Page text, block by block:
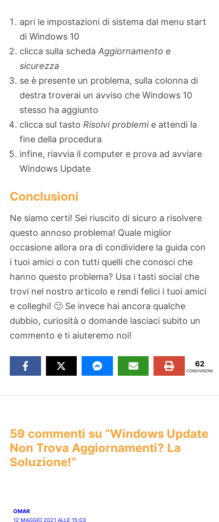
apri le impostazioni di sistema dal menu start
di Windows 10
clicca sulla scheda Aggiornamento e
sicurezza
se è presente un problema, sulla colonna di
destra troverai un avviso che Windows 10
stesso ha aggiunto
clicca sul tasto Risolvi problemie attendi la
fine della procedura
infine, riavvia il computer e prova ad avviare
Windows Update
Conclusioni
Ne siamo certi! Sei riuscito di sicuro a risolvere
questo annoso problema! Quale miglior
occasione allora ora di condividere la guida con
i tuoi amici o con tutti quelli che conosci che
hanno questo problema? Usa i tasti social che
trovi nel nostro articolo e rendi felici i tuoi amici
e colleghi! 🙂 Se invece hai ancora qualche
dubbio, curiosità o domande lasciaci subito un
commento e ti aiuteremo noi!
62
CONDIVISIONI
59 commenti su “Windows Update
Non Trova Aggiornamenti? La
Soluzione!”
OMAR
12 MAGGIO 2021 ALLE 15:03